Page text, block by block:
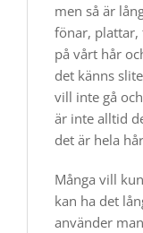
men så är
fönar, plattar,
på vårt hår
det känns
vill inte gå
är inte alltid
det är hela
Många vill
kan ha det
använder